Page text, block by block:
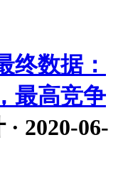
终数据：
最高竞争
2020-06-